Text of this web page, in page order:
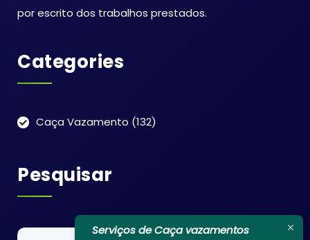
Orientamos nossos clientes sobre as
evitar futuros vazamentos.
por escrito dos trabalhos prestados.
Categories
Caça Vazamento (132)
Pesquisar
Pesquisar Serviços de Caça vazamentos